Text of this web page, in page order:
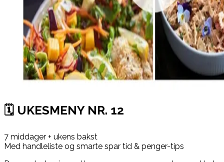
🗓 UKESMENY NR. 12
7 middager + ukens bakst
Med handleliste og smarte spar tid & penger-tips